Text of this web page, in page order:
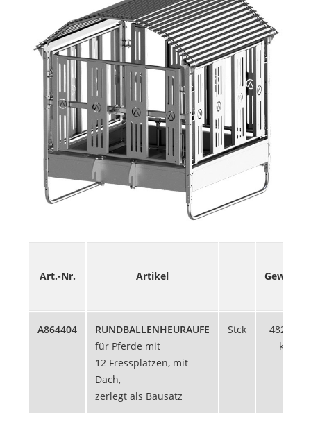
Art.-Nr. Artikel Gewicht
A864404
RUNDBALLENHEURAUFE
für Pferde mit
12 Fressplätzen, mit
Dach,
zerlegt als Bausatz
Stck
482,49
kg